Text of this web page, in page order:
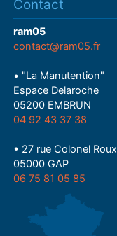
Contact
ram05
contact@ram05.fr
• "La Manutention"
Espace Delaroche
05200 EMBRUN
04 92 43 37 38
• 27 rue Colonel Roux
05000 GAP
06 75 81 05 85